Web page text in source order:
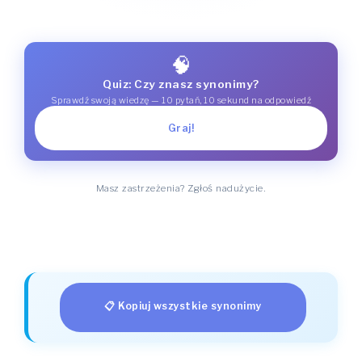
🧠
Quiz: Czy znasz synonimy?
Sprawdź swoją wiedzę — 10 pytań, 10 sekund na odpowiedź
Graj!
Masz zastrzeżenia? Zgłoś nadużycie.
📋 Kopiuj wszystkie synonimy